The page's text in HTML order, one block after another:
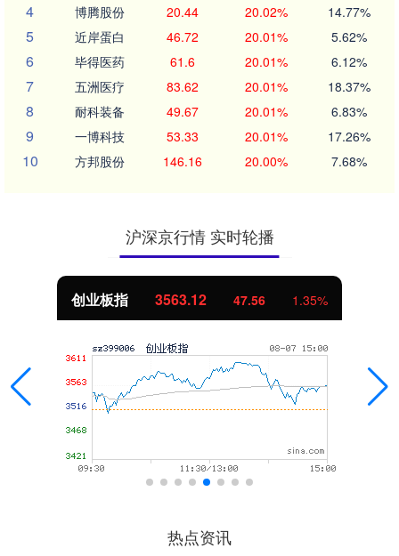
4 博腾股份 20.44 20.02% 14.77%
5 近岸蛋白 46.72 20.01% 5.62%
6 毕得医药 61.6 20.01% 6.12%
7 五洲医疗 83.62 20.01% 18.37%
8 耐科装备 49.67 20.01% 6.83%
9 一博科技 53.33 20.01% 17.26%
10 方邦股份 146.16 20.00% 7.68%
沪深京行情 实时轮播
创业板指 3563.12 47.56 1.35%
热点资讯